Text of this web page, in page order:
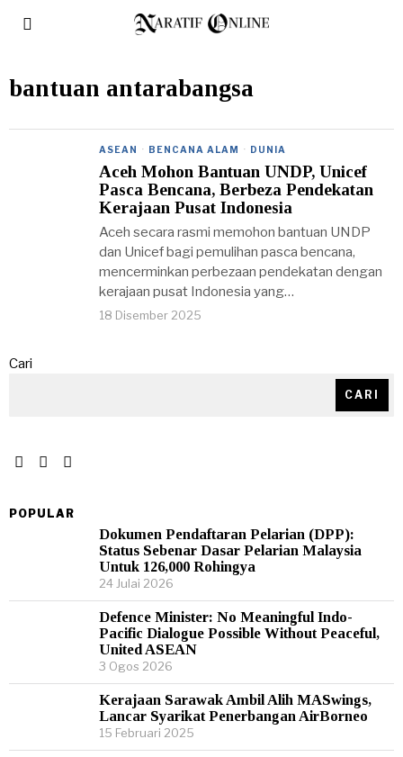
bantuan antarabangsa
ASEAN · BENCANA ALAM · DUNIA
Aceh Mohon Bantuan UNDP, Unicef
Pasca Bencana, Berbeza Pendekatan
Kerajaan Pusat Indonesia
Aceh secara rasmi memohon bantuan UNDP
dan Unicef bagi pemulihan pasca bencana,
mencerminkan perbezaan pendekatan dengan
kerajaan pusat Indonesia yang…
18 Disember 2025
Cari
CARI
POPULAR
Dokumen Pendaftaran Pelarian (DPP):
Status Sebenar Dasar Pelarian Malaysia
Untuk 126,000 Rohingya
24 Julai 2026
Defence Minister: No Meaningful Indo-
Pacific Dialogue Possible Without Peaceful,
United ASEAN
3 Ogos 2026
Kerajaan Sarawak Ambil Alih MASwings,
Lancar Syarikat Penerbangan AirBorneo
15 Februari 2025